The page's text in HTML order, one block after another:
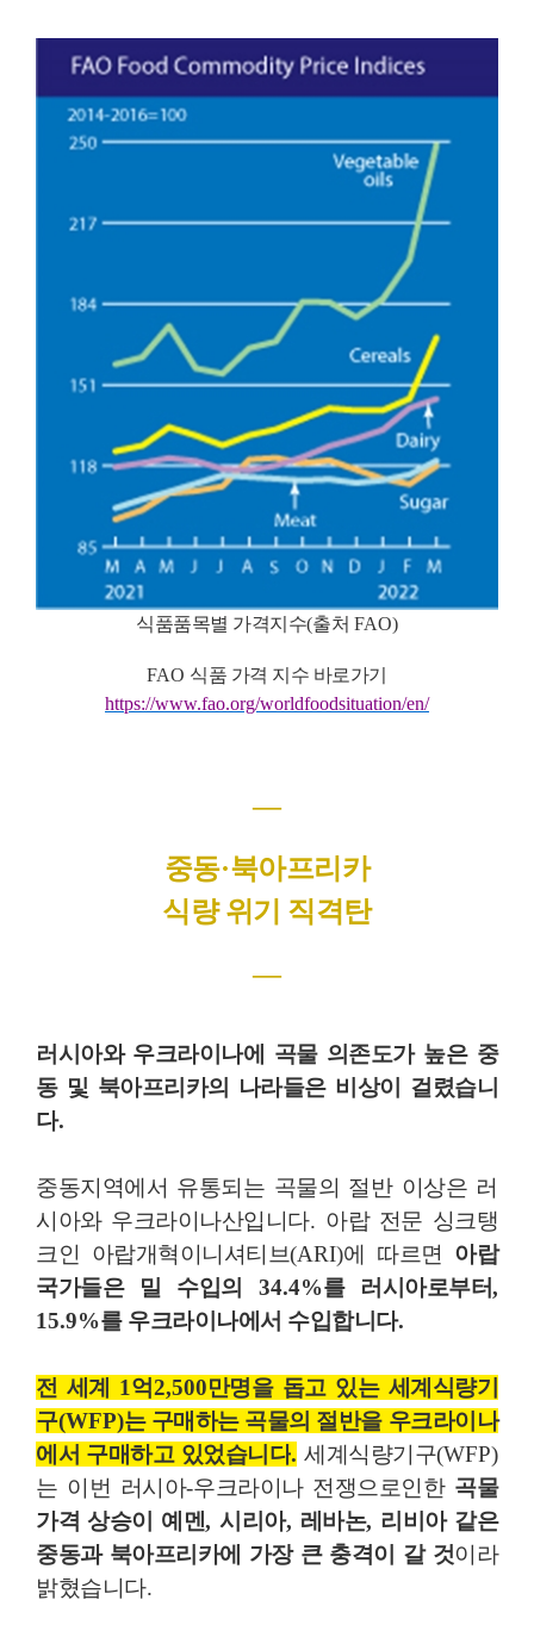
식품품목별 가격지수(출처 FAO)
FAO 식품 가격 지수 바로가기
https://www.fao.org/worldfoodsituation/en/
―
중동·북아프리카
식량 위기 직격탄
―
러시아와 우크라이나에 곡물 의존도가 높은 중
동 및 북아프리카의 나라들은 비상이 걸렸습니
다.
중동지역에서 유통되는 곡물의 절반 이상은 러
시아와 우크라이나산입니다. 아랍 전문 싱크탱
크인 아랍개혁이니셔티브(ARI)에 따르면 아랍
국가들은 밀 수입의 34.4%를 러시아로부터,
15.9%를 우크라이나에서 수입합니다.
전 세계 1억2,500만명을 돕고 있는 세계식량기
구(WFP)는 구매하는 곡물의 절반을 우크라이나
에서 구매하고 있었습니다. 세계식량기구(WFP)
는 이번 러시아-우크라이나 전쟁으로인한 곡물
가격 상승이 예멘,시리아, 레바논, 리비아 같은
중동과 북아프리카에 가장 큰 충격이 갈 것이라
밝혔습니다.